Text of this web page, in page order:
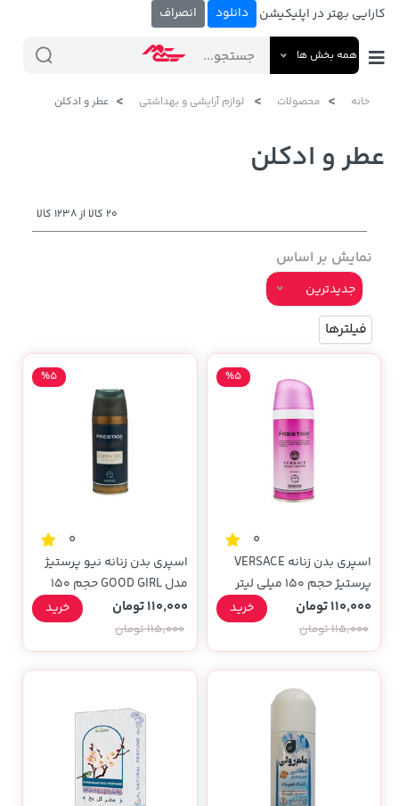
کارایی بهتر در اپلیکیشن دانلود انصراف
همه بخش ها
خانه محصولات لوازم آرایشی و بهداشتی عطر و ادکلن
عطر و ادکلن
20 کالا از 1238 کالا
نمایش بر اساس
جدیدترین
فیلترها
0
اسپری بدن زنانه VERSACE
پرستیژ حجم 150 میلی لیتر
%5
110,000 تومان
115,000 تومان
خرید
0
اسپری بدن زنانه نیو پرستیژ
مدل GOOD GIRL حجم 150
میلی لیتری
%5
110,000 تومان
115,000 تومان
خرید